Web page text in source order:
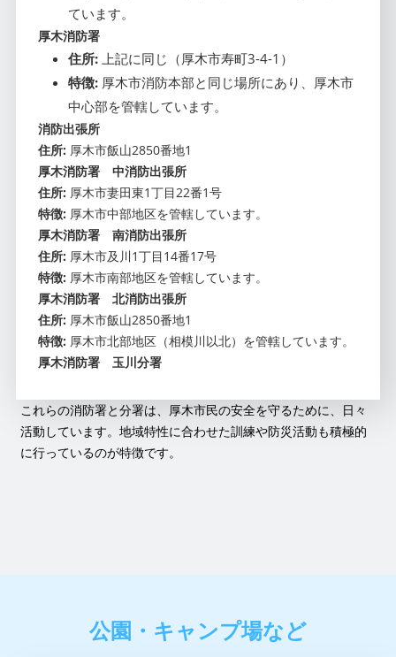
ています。
厚木消防署
住所: 上記に同じ（厚木市寿町3-4-1）
特徴: 厚木市消防本部と同じ場所にあり、厚木市
中心部を管轄しています。
消防出張所
住所: 厚木市飯山2850番地1
厚木消防署 中消防出張所
住所: 厚木市妻田東1丁目22番1号
特徴: 厚木市中部地区を管轄しています。
厚木消防署 南消防出張所
住所: 厚木市及川1丁目14番17号
特徴: 厚木市南部地区を管轄しています。
厚木消防署 北消防出張所
住所: 厚木市飯山2850番地1
特徴: 厚木市北部地区（相模川以北）を管轄しています。
厚木消防署 玉川分署
これらの消防署と分署は、厚木市民の安全を守るために、日々
活動しています。地域特性に合わせた訓練や防災活動も積極的
に行っているのが特徴です。
公園・キャンプ場など